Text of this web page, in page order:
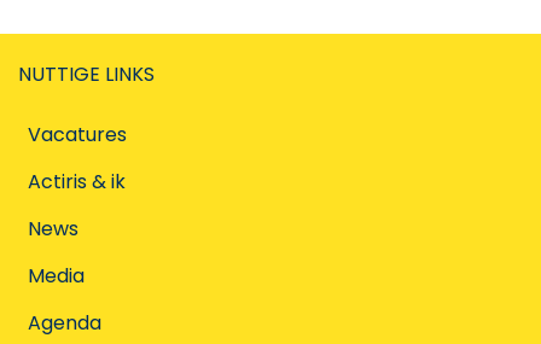
NUTTIGE LINKS
Vacatures
Actiris & ik
News
Media
Agenda